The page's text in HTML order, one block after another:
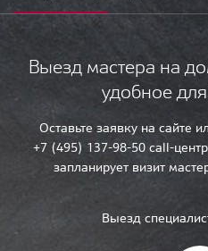
Выезд мастера на
удобное
Оставьте заявку на сайте
+7 (495) 137-98-50 call-
запланирует визит
Выезд